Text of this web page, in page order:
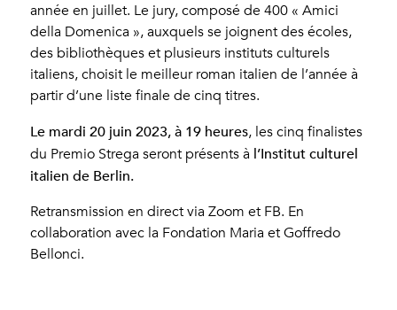
année en juillet. Le jury, composé de 400 « Amici
della Domenica », auxquels se joignent des écoles,
des bibliothèques et plusieurs instituts culturels
italiens, choisit le meilleur roman italien de l’année à
partir d’une liste finale de cinq titres.
Le mardi 20 juin 2023, à 19 heures, les cinq finalistes
du Premio Strega seront présents à l’Institut culturel
italien de Berlin.
Retransmission en direct via Zoom et FB. En
collaboration avec la Fondation Maria et Goffredo
Bellonci.